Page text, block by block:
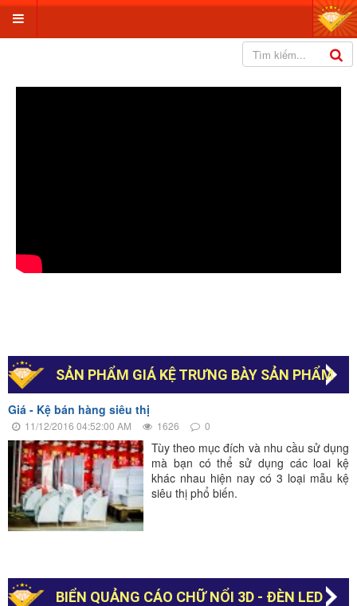
SẢN PHẨM GIÁ KỆ TRƯNG BÀY SẢN PHẨM
Giá - Kệ bán hàng siêu thị
11/12/2016 04:52:00 AM 1626 0
Tùy theo mục đích và nhu cầu sử dụng
mà bạn có thể sử dụng các loai kệ
khác nhau hiện nay có 3 loại mẫu kệ
siêu thị phổ biến.
BIỂN QUẢNG CÁO CHỮ NỔI 3D - ĐÈN LED